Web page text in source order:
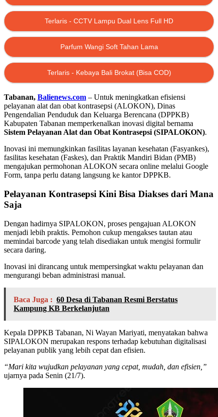
Terlaris - CCTV Lampu Dual Lens Full HD
Parfum Wangi Soft Tahan Lama
Terlaris - Kebaya Bali Brokat (Bisa COD)
Tabanan, Balienews.com – Untuk meningkatkan efisiensi
pelayanan alat dan obat kontrasepsi (ALOKON), Dinas
Pengendalian Penduduk dan Keluarga Berencana (DPPKB)
Kabupaten Tabanan memperkenalkan inovasi digital bernama
Sistem Pelayanan Alat dan Obat Kontrasepsi (SIPALOKON).
Inovasi ini memungkinkan fasilitas layanan kesehatan (Fasyankes),
fasilitas kesehatan (Faskes), dan Praktik Mandiri Bidan (PMB)
mengajukan permohonan ALOKON secara online melalui Google
Form, tanpa perlu datang langsung ke kantor DPPKB.
Pelayanan Kontrasepsi Kini Bisa Diakses dari Mana
Saja
Dengan hadirnya SIPALOKON, proses pengajuan ALOKON
menjadi lebih praktis. Pemohon cukup mengakses tautan atau
memindai barcode yang telah disediakan untuk mengisi formulir
secara daring.
Inovasi ini dirancang untuk mempersingkat waktu pelayanan dan
mengurangi beban administrasi manual.
Baca Juga : 60 Desa di Tabanan Resmi Berstatus
Kampung KB Berkelanjutan
Kepala DPPKB Tabanan, Ni Wayan Mariyati, menyatakan bahwa
SIPALOKON merupakan respons terhadap kebutuhan digitalisasi
pelayanan publik yang lebih cepat dan efisien.
“Mari kita wujudkan pelayanan yang cepat, mudah, dan efisien,”
ujarnya pada Senin (21/7).